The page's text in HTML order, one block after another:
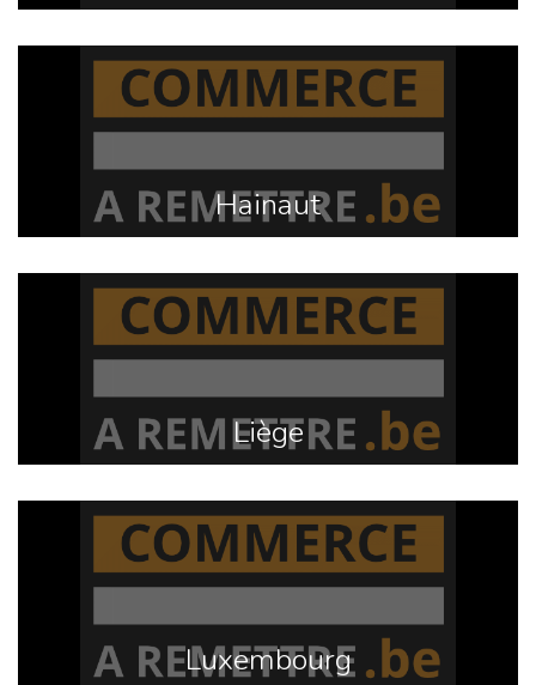
Hainaut
Liège
Luxembourg